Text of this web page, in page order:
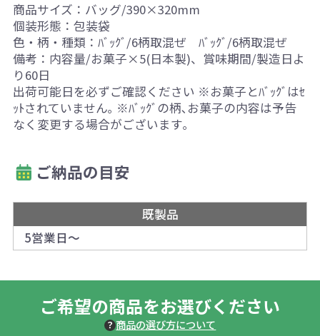
商品サイズ：バッグ/390×320mm
個装形態：包装袋
色・柄・種類：ﾊﾞｯｸﾞ/6柄取混ぜ ﾊﾞｯｸﾞ/6柄取混ぜ
備考：内容量/お菓子×5(日本製)、賞味期間/製造日よ
り60日
出荷可能日を必ずご確認ください ※お菓子とﾊﾞｯｸﾞはｾ
ｯﾄされていません｡ ※ﾊﾞｯｸﾞの柄､お菓子の内容は予告
なく変更する場合がございます｡
ご納品の目安
既製品
5営業日～
ご希望の商品をお選びください
商品の選び方について